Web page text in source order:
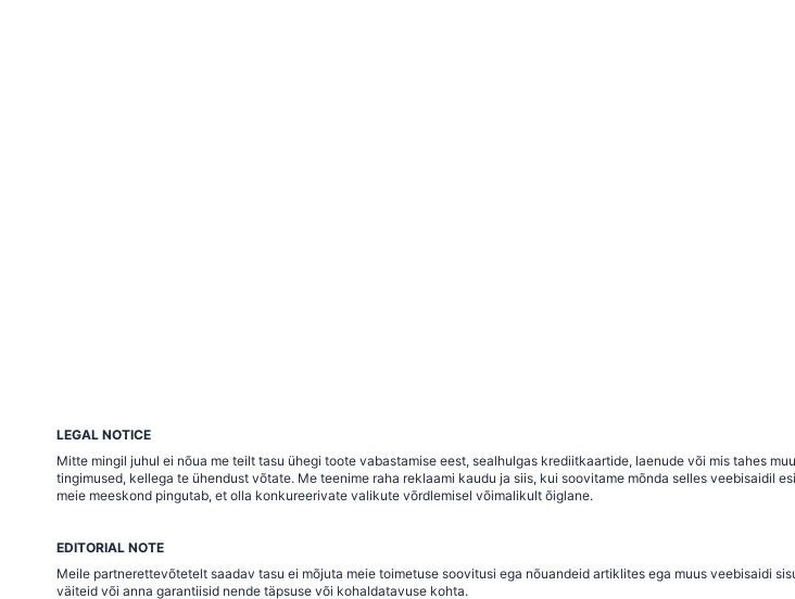
LEGAL NOTICE
Mitte mingil juhul ei nõua me teilt tasu ühegi toote vabastamise eest, sealhulgas krediitkaartide, laenude või mis tahes
tingimused, kellega te ühendust võtate. Me teenime raha reklaami kaudu ja siis, kui soovitame mõnda selles
meie meeskond pingutab, et olla konkureerivate valikute võrdlemisel võimalikult õiglane.
EDITORIAL NOTE
Meile partnerettevõtetelt saadav tasu ei mõjuta meie toimetuse soovitusi ega nõuandeid artiklites ega muus veebisaidi
väiteid või anna garantiisid nende täpsuse või kohaldatavuse kohta.